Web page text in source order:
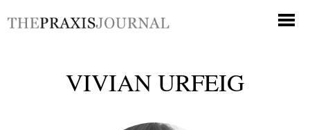
VIVIAN URFEIG